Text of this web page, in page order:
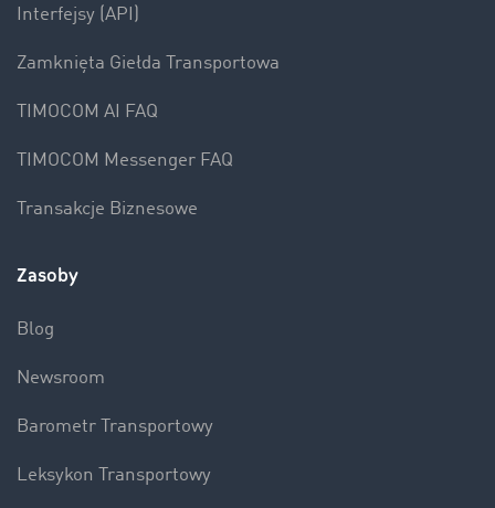
Interfejsy (API)
Zamknięta Giełda Transportowa
TIMOCOM AI FAQ
TIMOCOM Messenger FAQ
Transakcje Biznesowe
Zasoby
Blog
Newsroom
Barometr Transportowy
Leksykon Transportowy